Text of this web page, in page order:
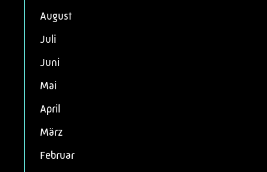
August
Juli
Juni
Mai
April
März
Februar